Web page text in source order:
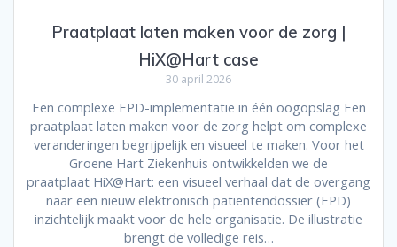
Praatplaat laten maken voor de zorg |
HiX@Hart case
30 april 2026
Een complexe EPD-implementatie in één oogopslag Een
praatplaat laten maken voor de zorg helpt om complexe
veranderingen begrijpelijk en visueel te maken. Voor het
Groene Hart Ziekenhuis ontwikkelden we de
praatplaat HiX@Hart: een visueel verhaal dat de overgang
naar een nieuw elektronisch patiëntendossier (EPD)
inzichtelijk maakt voor de hele organisatie. De illustratie
brengt de volledige reis…